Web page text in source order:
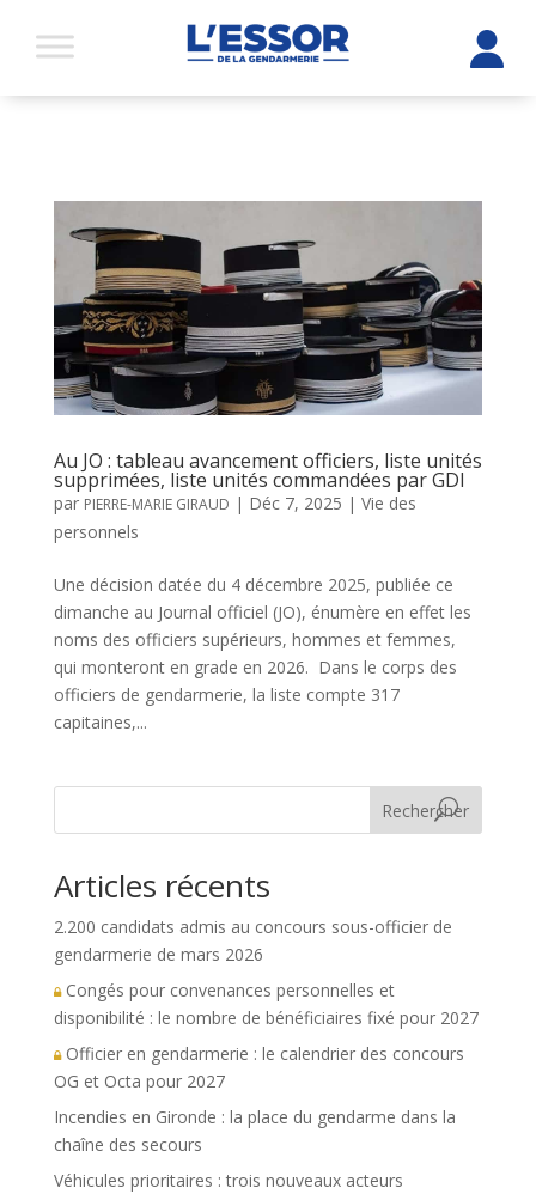
Au JO : tableau avancement officiers, liste unités
supprimées, liste unités commandées par GDI
par PIERRE-MARIE GIRAUD | Déc 7, 2025 | Vie des
personnels
Une décision datée du 4 décembre 2025, publiée ce
dimanche au Journal officiel (JO), énumère en effet les
noms des officiers supérieurs, hommes et femmes,
qui monteront en grade en 2026. Dans le corps des
officiers de gendarmerie, la liste compte 317
capitaines,...
Rechercher
Articles récents
2.200 candidats admis au concours sous-officier de
gendarmerie de mars 2026
Congés pour convenances personnelles et
disponibilité : le nombre de bénéficiaires fixé pour 2027
Officier en gendarmerie : le calendrier des concours
OG et Octa pour 2027
Incendies en Gironde : la place du gendarme dans la
chaîne des secours
Véhicules prioritaires : trois nouveaux acteurs